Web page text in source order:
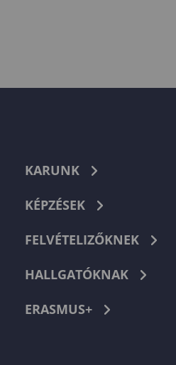
KARUNK
KÉPZÉSEK
FELVÉTELIZŐKNEK
HALLGATÓKNAK
ERASMUS+